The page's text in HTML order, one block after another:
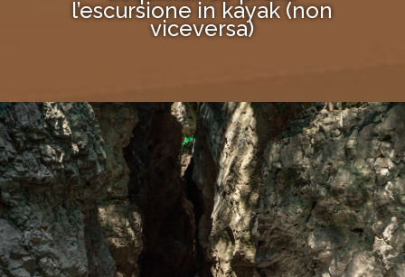
l’escursione in kayak (non
viceversa)